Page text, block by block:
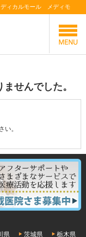
ディカルモール メディモ
せんでした。
い。
県 茨城県
栃木県